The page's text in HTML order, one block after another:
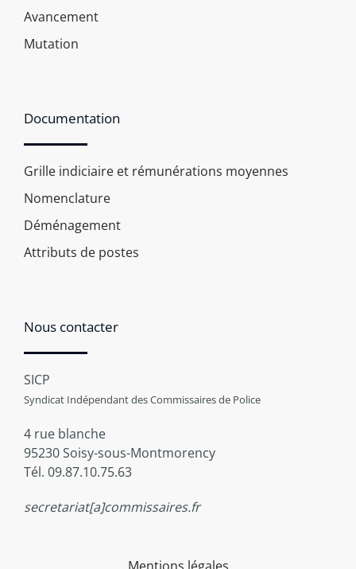
Avancement
Mutation
Documentation
Grille indiciaire et rémunérations moyennes
Nomenclature
Déménagement
Attributs de postes
Nous contacter
SICP
Syndicat Indépendant des Commissaires de Police
4 rue blanche
95230 Soisy-sous-Montmorency
Tél. 09.87.10.75.63
secretariat[a]commissaires.fr